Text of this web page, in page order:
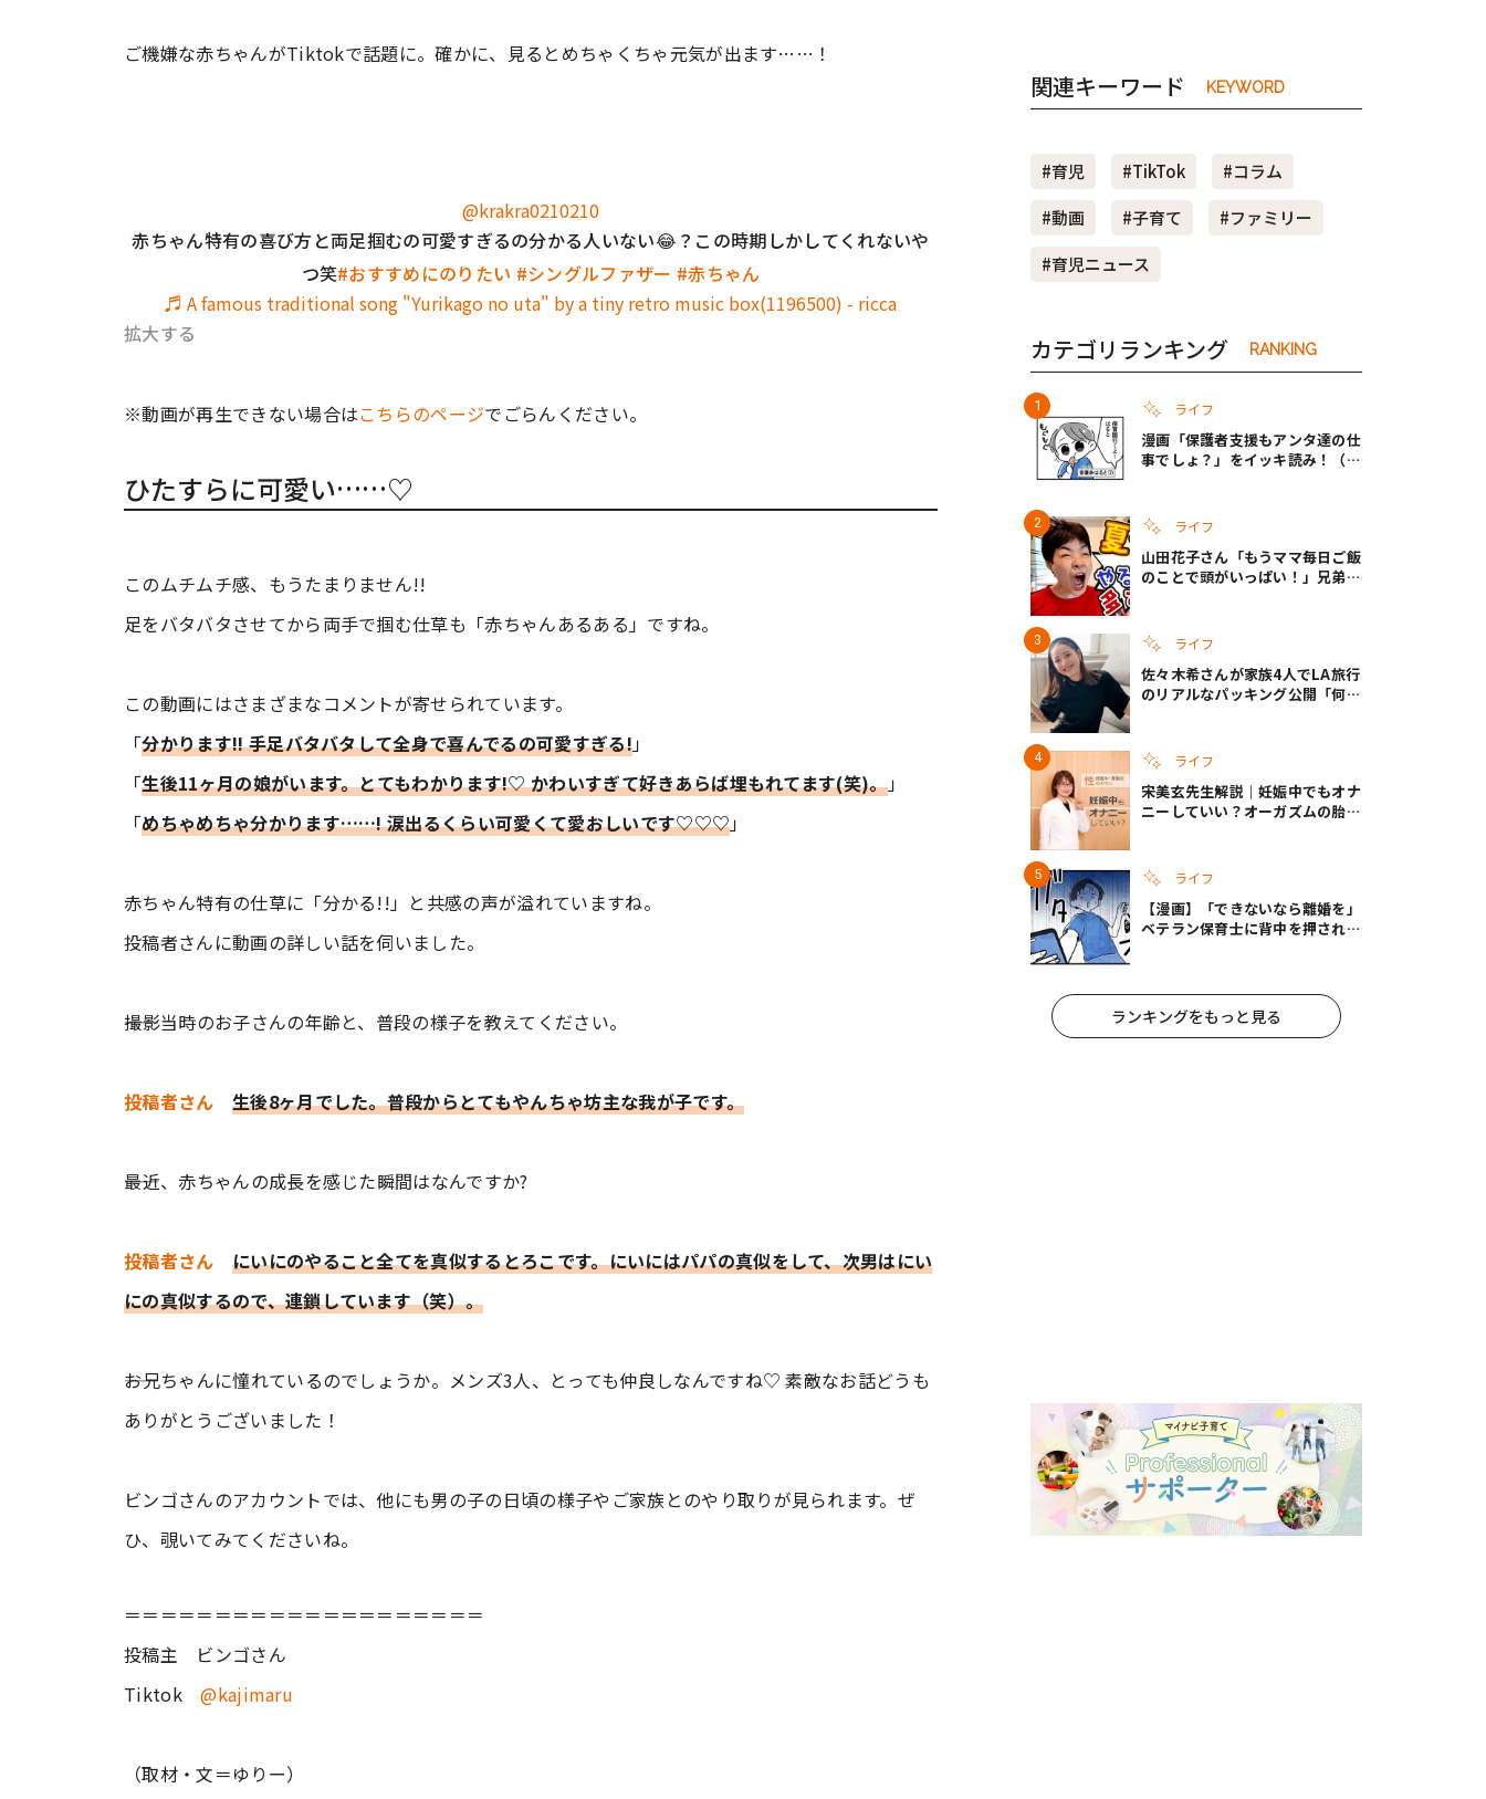
ご機嫌な赤ちゃんがTiktokで話題に。確かに、見るとめちゃくちゃ元気が出ます……！
@krakra0210210
赤ちゃん特有の喜び方と両足掴むの可愛すぎるの分かる人いない😂？この時期しかしてくれないや
つ笑#おすすめにのりたい #シングルファザー #赤ちゃん
♬ A famous traditional song "Yurikago no uta" by a tiny retro music box(1196500) - ricca
拡大する
※動画が再生できない場合はこちらのページでごらんください。
ひたすらに可愛い……♡
このムチムチ感、もうたまりません!!
足をバタバタさせてから両手で掴む仕草も「赤ちゃんあるある」ですね。
この動画にはさまざまなコメントが寄せられています。
「分かります!! 手足バタバタして全身で喜んでるの可愛すぎる!」
「生後11ヶ月の娘がいます。とてもわかります!♡ かわいすぎて好きあらば埋もれてます(笑)。」
「めちゃめちゃ分かります……! 涙出るくらい可愛くて愛おしいです♡♡♡」
赤ちゃん特有の仕草に「分かる!!」と共感の声が溢れていますね。
投稿者さんに動画の詳しい話を伺いました。
――撮影当時のお子さんの年齢と、普段の様子を教えてください。
投稿者さん 生後8ヶ月でした。普段からとてもやんちゃ坊主な我が子です。
――最近、赤ちゃんの成長を感じた瞬間はなんですか?
投稿者さん
にいにのやること全てを真似するとろこです。にいにはパパの真似をして、次男はにい
にの真似するので、連鎖しています（笑）。
――お兄ちゃんに憧れているのでしょうか。メンズ3人、とっても仲良しなんですね♡ 素敵なお話どうも
ありがとうございました！
ビンゴさんのアカウントでは、他にも男の子の日頃の様子やご家族とのやり取りが見られます。ぜ
ひ、覗いてみてくださいね。
＝＝＝＝＝＝＝＝＝＝＝＝＝＝＝＝＝＝＝＝
投稿主 ビンゴさん
Tiktok@kajimaru
（取材・文＝ゆりー）
関連キーワード KEYWORD
#育児 #TikTok
#コラム
#動画
#子育て
#ファミリー
#育児ニュース
カテゴリランキング RANKING
ライフ
漫画「保護者支援もアンタ達の仕
事でしょ？」をイッキ読み！（右
ライフ
山田花子さん「もうママ毎日ご飯
のことで頭がいっぱい！」兄弟夏
ライフ
佐々木希さんが家族4人でLA旅行
のリアルなパッキング公開「何が
ライフ
宋美玄先生解説｜妊娠中でもオナ
ニーしていい？オーガズムの胎児
ライフ
【漫画】「できないなら離婚を」
ベテラン保育士に背中を押され、
ランキングをもっと見る